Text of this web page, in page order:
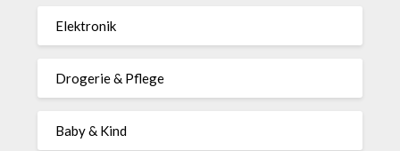
Elektronik
Drogerie & Pflege
Baby & Kind